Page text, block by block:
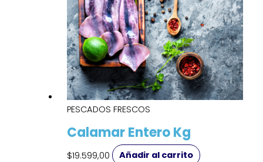
PESCADOS FRESCOS
Calamar Entero Kg
$19.599,00 Añadir al carrito